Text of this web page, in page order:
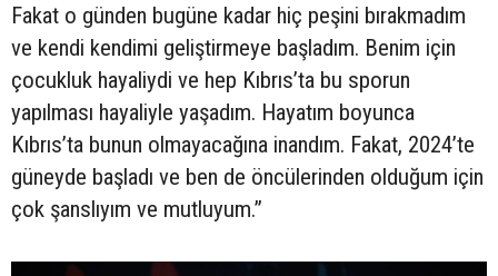
Fakat o günden bugüne kadar hiç peşini bırakmadım
ve kendi kendimi geliştirmeye başladım. Benim için
çocukluk hayaliydi ve hep Kıbrıs’ta bu sporun
yapılması hayaliyle yaşadım. Hayatım boyunca
Kıbrıs’ta bunun olmayacağına inandım. Fakat, 2024’te
güneyde başladı ve ben de öncülerinden olduğum için
çok şanslıyım ve mutluyum.”